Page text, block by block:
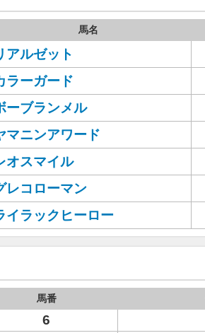
馬名
アルゼット
ラーガード
ーブランメル
マニンアワード
オスマイル
レコローマン
イラックヒーロー
馬番
6